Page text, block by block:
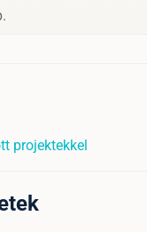
projektekkel